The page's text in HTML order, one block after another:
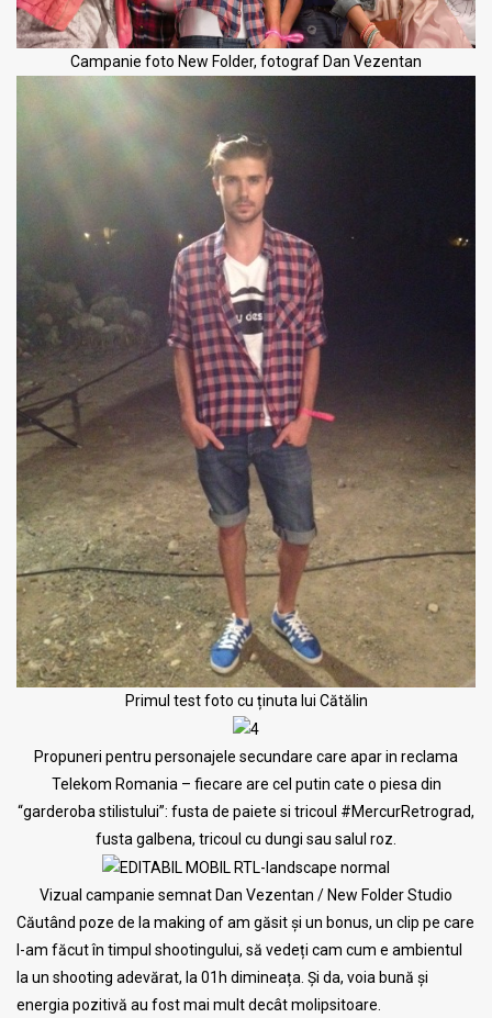
Campanie foto New Folder, fotograf Dan Vezentan
Primul test foto cu ținuta lui Cătălin
Propuneri pentru personajele secundare care apar in reclama
Telekom Romania – fiecare are cel putin cate o piesa din
“garderoba stilistului”: fusta de paiete si tricoul #MercurRetrograd,
fusta galbena, tricoul cu dungi sau salul roz.
Vizual campanie semnat Dan Vezentan / New Folder Studio
Căutând poze de la making of am găsit și un bonus, un clip pe care
l-am făcut în timpul shootingului, să vedeți cam cum e ambientul
la un shooting adevărat, la 01h dimineața. Și da, voia bună și
energia pozitivă au fost mai mult decât molipsitoare.